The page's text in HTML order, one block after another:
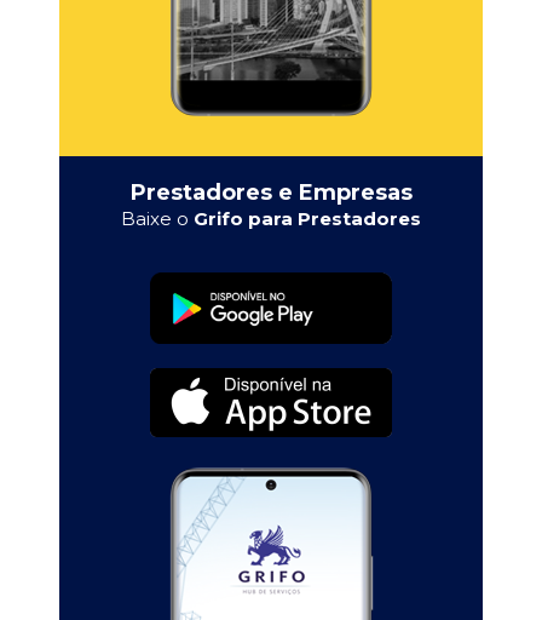
Prestadores e Empresas
Baixe o Grifo para Prestadores